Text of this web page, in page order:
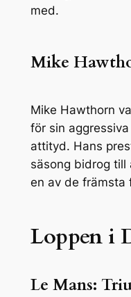
med.
Mike
Mike Hawthorn
för sin
attityd. Hans
säsong bidrog till
en av de främsta
Loppen i
Le Mans: